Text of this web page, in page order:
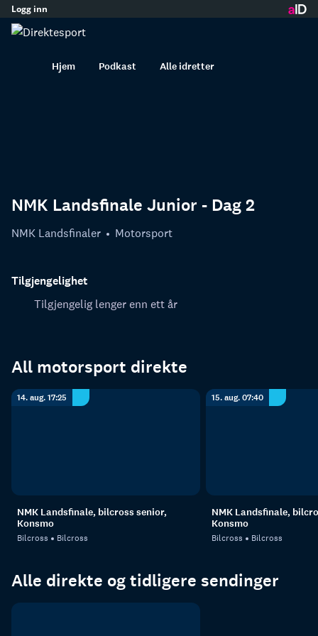
innhold
Logg inn
Hjem Podkast Alle idretter
NMK Landsfinale Junior - Dag 2
NMK Landsfinaler Motorsport
Tilgjengelighet
Tilgjengelig lenger enn ett år
All motorsport direkte
14. aug. 17:25
NMK Landsfinale, bilcross senior,
Konsmo
Bilcross Bilcross
15. aug. 07:40
NMK Landsfinale,
Konsmo
Bilcross Bilcross
Alle direkte og tidligere sendinger